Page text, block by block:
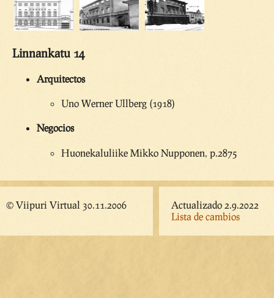
Linnankatu 14
Arquitectos
Uno Werner Ullberg (1918)
Negocios
Huonekaluliike Mikko Nupponen, p.2875
© Viipuri Virtual 30.11.2006
Actualizado 2.9.2022
Lista de cambios